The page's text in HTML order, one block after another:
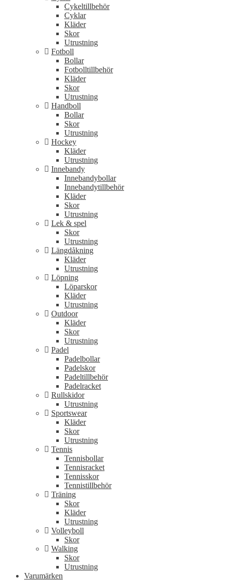
Cykeltillbehör
Cyklar
Kläder
Skor
Utrustning
Fotboll
Bollar
Fotbolltillbehör
Kläder
Skor
Utrustning
Handboll
Bollar
Skor
Utrustning
Hockey
Kläder
Utrustning
Innebandy
Innebandybollar
Innebandytillbehör
Kläder
Skor
Utrustning
Lek & spel
Skor
Utrustning
Längdåkning
Kläder
Utrustning
Löpning
Löparskor
Kläder
Utrustning
Outdoor
Kläder
Skor
Utrustning
Padel
Padelbollar
Padelskor
Padeltillbehör
Padelracket
Rullskidor
Utrustning
Sportswear
Kläder
Skor
Utrustning
Tennis
Tennisbollar
Tennisracket
Tennisskor
Tennistillbehör
Träning
Skor
Kläder
Utrustning
Volleyboll
Skor
Walking
Skor
Utrustning
Varumärken